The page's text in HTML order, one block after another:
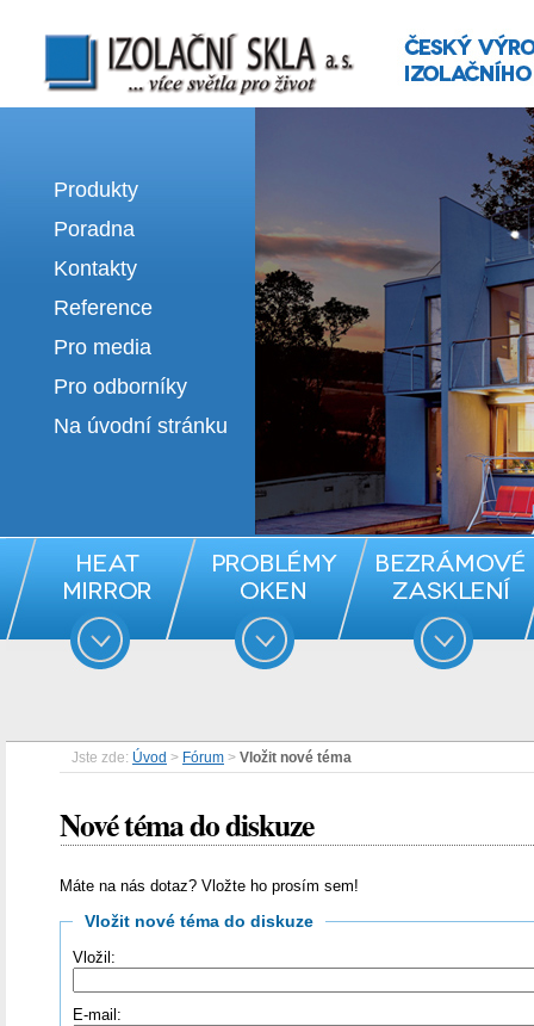
Izolační skla | výroba izolačních sklel
Produkty
Poradna
Kontakty
Reference
Pro media
Pro odborníky
Na úvodní stránku
Jste zde: Úvod > Fórum > Vložit nové téma
Nové téma do diskuze
Máte na nás dotaz? Vložte ho prosím sem!
Vložit nové téma do diskuze
Vložil:
E-mail: